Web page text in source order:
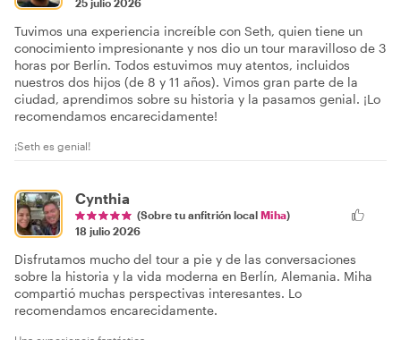
25 julio 2026
Tuvimos una experiencia increíble con Seth, quien tiene un
conocimiento impresionante y nos dio un tour maravilloso de 3
horas por Berlín. Todos estuvimos muy atentos, incluidos
nuestros dos hijos (de 8 y 11 años). Vimos gran parte de la
ciudad, aprendimos sobre su historia y la pasamos genial. ¡Lo
recomendamos encarecidamente!
¡Seth es genial!
Cynthia
(Sobre tu anfitrión local Miha)
18 julio 2026
Disfrutamos mucho del tour a pie y de las conversaciones
sobre la historia y la vida moderna en Berlín, Alemania. Miha
compartió muchas perspectivas interesantes. Lo
recomendamos encarecidamente.